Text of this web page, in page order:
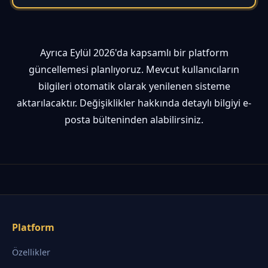
Ayrıca Eylül 2026'da kapsamlı bir platform
güncellemesi planlıyoruz. Mevcut kullanıcıların
bilgileri otomatik olarak yenilenen sisteme
aktarılacaktır. Değişiklikler hakkında detaylı bilgiyi e-
posta bülteninden alabilirsiniz.
Platform
Özellikler